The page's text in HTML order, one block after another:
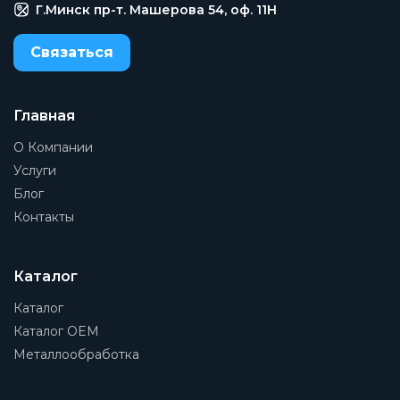
Механическая пружина
Тип оборудования
Клапан
Y
Присоединение 1
1
Присоединение 2
1
Сжатый воздух, инертный газ, жидкость.
Наименование
Клапан
Г.Минск пр-т. Машерова 54, оф. 11H
Связаться
Главная
О Компании
Услуги
Блог
Контакты
Каталог
Каталог
Каталог OEM
Металлообработка